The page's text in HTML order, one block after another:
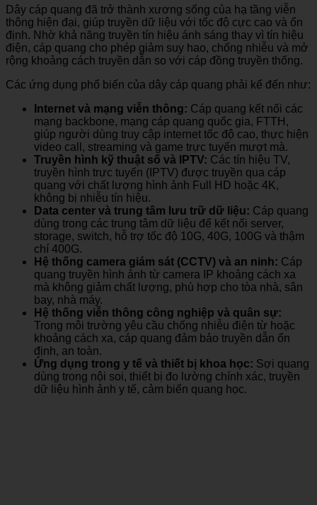
Dây cáp quang đã trở thành xương sống của hạ tầng viễn
thông hiện đại, giúp truyền dữ liệu với tốc độ cực cao và ổn
định. Nhờ khả năng truyền tín hiệu ánh sáng thay vì tín hiệu
điện, cáp quang cho phép giảm suy hao, chống nhiễu và mở
rộng khoảng cách truyền dẫn so với cáp đồng truyền thống.
Các ứng dụng phổ biến của dây cáp quang phải kể đến như:
Internet và mạng viễn thông: Cáp quang kết nối các
mạng backbone, mạng cáp quang quốc gia, FTTH,
giúp người dùng truy cập internet tốc độ cao, thực hiện
video call, streaming và game trực tuyến mượt mà.
Truyền hình kỹ thuật số và IPTV: Các tín hiệu TV,
truyền hình trực tuyến (IPTV) được truyền qua cáp
quang với chất lượng hình ảnh Full HD hoặc 4K,
không bị nhiễu tín hiệu.
Data center và trung tâm lưu trữ dữ liệu: Cáp quang
dùng trong các trung tâm dữ liệu để kết nối server,
storage, switch, hỗ trợ tốc độ 10G, 40G, 100G và thậm
chí 400G.
Hệ thống camera giám sát (CCTV) và an ninh: Cáp
quang truyền hình ảnh từ camera IP khoảng cách xa
mà không giảm chất lượng, phù hợp cho tòa nhà, sân
bay, nhà máy.
Hệ thống viễn thông công nghiệp và quân sự:
Trong môi trường yêu cầu chống nhiễu điện từ hoặc
khoảng cách xa, cáp quang đảm bảo truyền dẫn ổn
định, an toàn.
Ứng dụng trong y tế và thiết bị khoa học: Sợi quang
dùng trong nội soi, thiết bị đo lường chính xác, truyền
dữ liệu hình ảnh y tế, cảm biến quang học.